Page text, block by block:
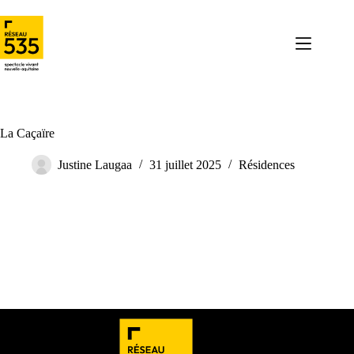
La Caçaïre
Justine Laugaa 31 juillet 2025 Résidences